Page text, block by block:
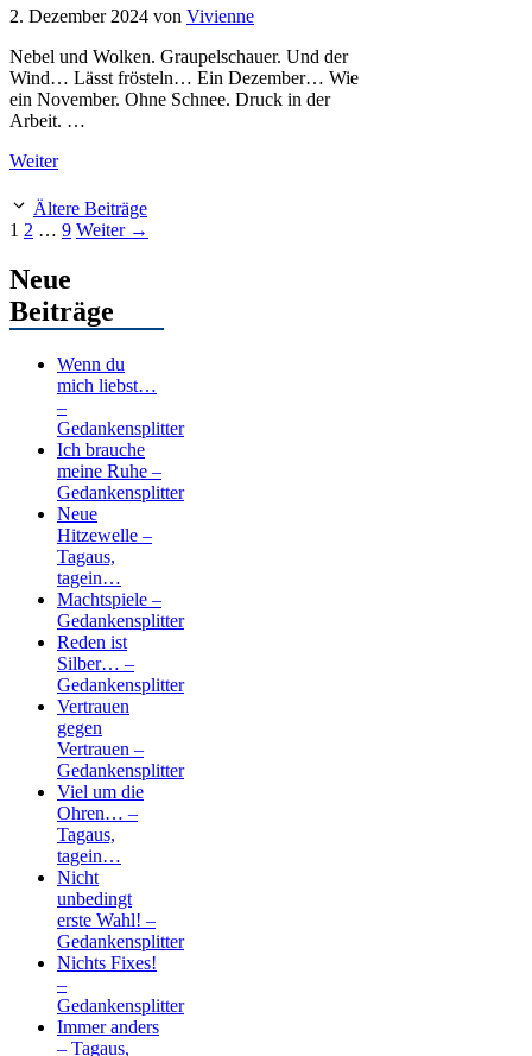
2. Dezember 2024 von Vivienne
Nebel und Wolken. Graupelschauer. Und der
Wind… Lässt frösteln… Ein Dezember… Wie
ein November. Ohne Schnee. Druck in der
Arbeit. …
Weiter
Ältere Beiträge
Seite
1 Seite
2 … Seite
9 Weiter →
Neue
Beiträge
Wenn du
mich liebst…
–
Gedankensplitter
Ich brauche
meine Ruhe –
Gedankensplitter
Neue
Hitzewelle –
Tagaus,
tagein…
Machtspiele –
Gedankensplitter
Reden ist
Silber… –
Gedankensplitter
Vertrauen
gegen
Vertrauen –
Gedankensplitter
Viel um die
Ohren… –
Tagaus,
tagein…
Nicht
unbedingt
erste Wahl! –
Gedankensplitter
Nichts Fixes!
–
Gedankensplitter
Immer anders
– Tagaus,